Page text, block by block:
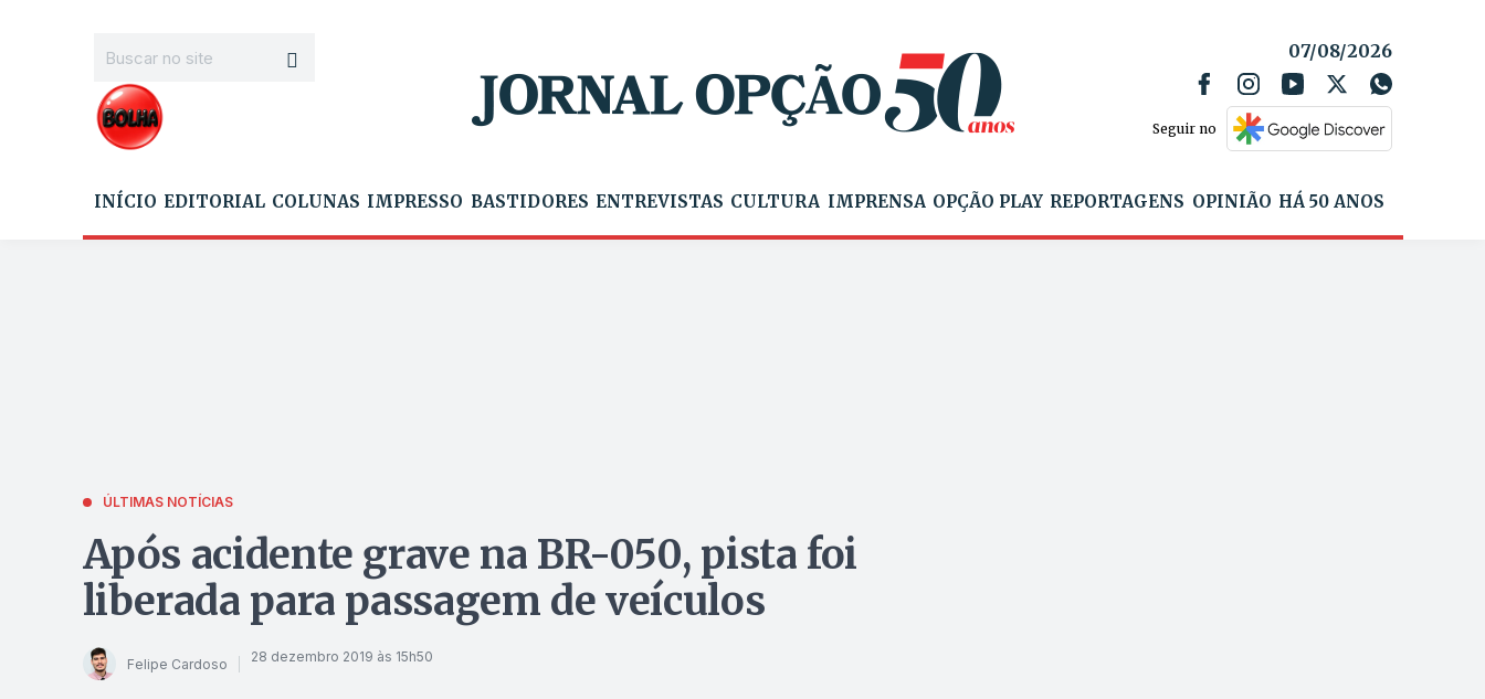
07/08/2026
Seguir no
INÍCIO EDITORIAL COLUNAS IMPRESSO BASTIDORES ENTREVISTAS CULTURA IMPRENSA OPÇÃO PLAY REPORTAGENS OPINIÃO HÁ 50 ANOS
ÚLTIMAS NOTÍCIAS
Após acidente grave na BR-050, pista foi
liberada para passagem de veículos
Felipe Cardoso 28 dezembro 2019 às 15h50